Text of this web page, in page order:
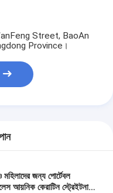
WanFeng Street, BaoAn
Province।
জন্য পোর্টেবল
আয়নিক কেরাটিন স্ট্রেইটনার